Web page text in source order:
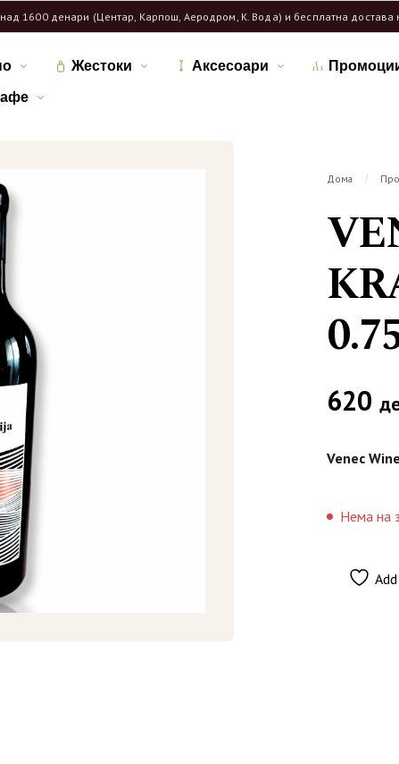
1600 денари (Центар, Карпош, Аеродром, К. Вода) и бесплатна
Жестоки Аксесоари
Дома /
620
Venec
Нема на